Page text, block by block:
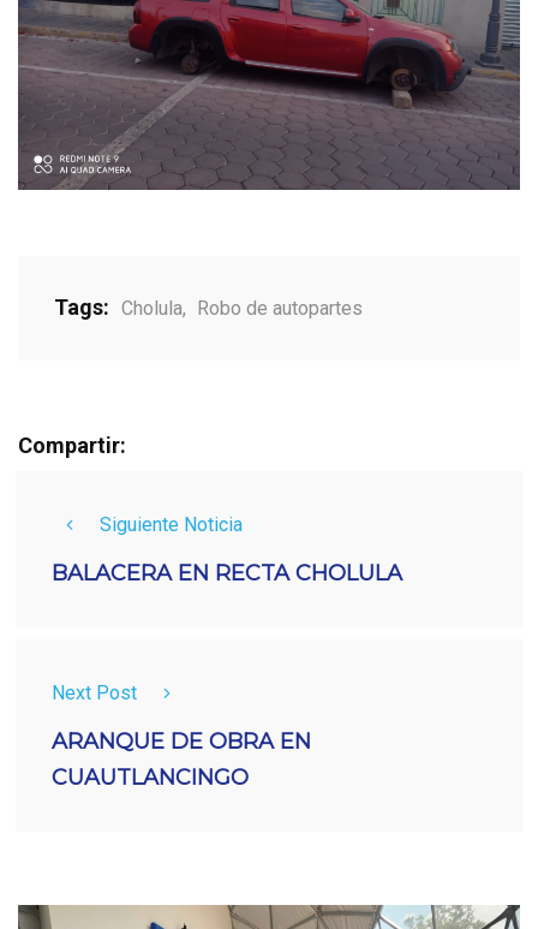
Tags: Cholula, Robo de autopartes
Compartir:
Siguiente Noticia
BALACERA EN RECTA CHOLULA
Next Post
ARANQUE DE OBRA EN
CUAUTLANCINGO